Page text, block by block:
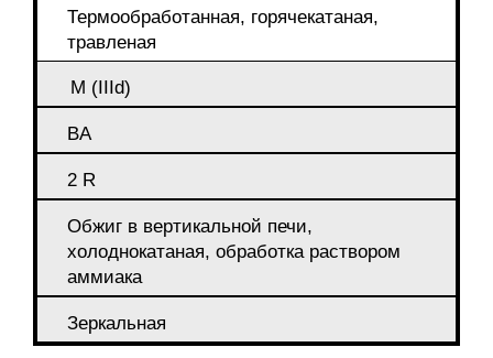
Термообработанная, горячекатаная,
травленая
M (IIId)
BA
2 R
Обжиг в вертикальной печи,
холоднокатаная, обработка раствором
аммиака
Зеркальная